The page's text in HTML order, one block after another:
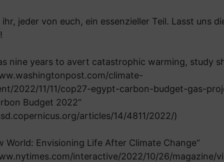
ihr, jeder von euch, ein essenzieller Teil. Lasst uns
nine years to avert catastrophic warming, study
climate-
2022/11/11/cop27-egypt-carbon-budget-gas-
Budget 2022“
articles/14/4811/2022/)
World: Envisioning Life After Climate Change“
interactive/2022/10/26/magazine/